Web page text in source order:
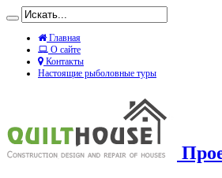
Главная
О сайте
Контакты
Настоящие рыболовные туры